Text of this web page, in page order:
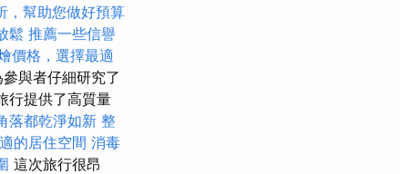
，幫助您做好預算
鬆 推薦一些信譽
價格，選擇最適
與者仔細研究了
行提供了高質量
落都乾淨如新 整
的居住空間 消毒
這次旅行很昂